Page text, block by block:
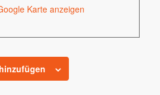
Karte anzeigen